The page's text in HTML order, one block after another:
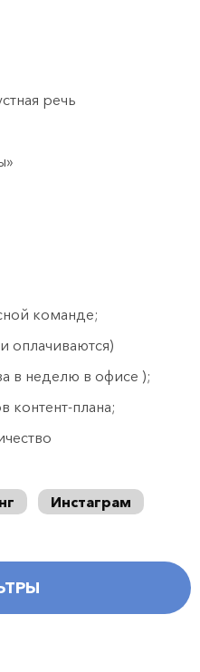
речь
команде;
оплачиваются)
в неделю в офисе );
контент-плана;
Инстаграм